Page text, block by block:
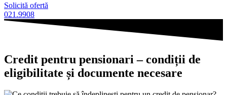
Solicită ofertă
021.9908
Credit pentru pensionari – condiții de
eligibilitate și documente necesare